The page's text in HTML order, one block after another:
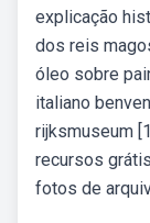
explicação
dos reis
óleo sobre
italiano
rijksmuseum
recursos
fotos de